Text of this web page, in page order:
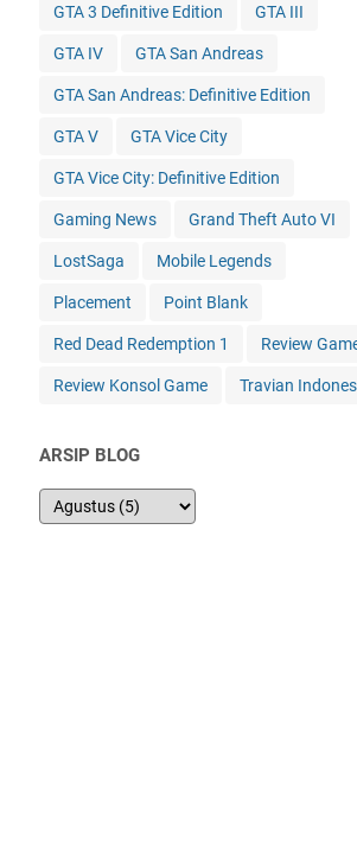
GTA 3 Definitive Edition GTA III
GTA IV GTA San Andreas
GTA San Andreas: Definitive Edition
GTA V GTA Vice City
GTA Vice City: Definitive Edition
Gaming News Grand Theft Auto VI
LostSaga Mobile Legends
Placement Point Blank
Red Dead Redemption 1 Review
Review Konsol Game Travian
ARSIP BLOG